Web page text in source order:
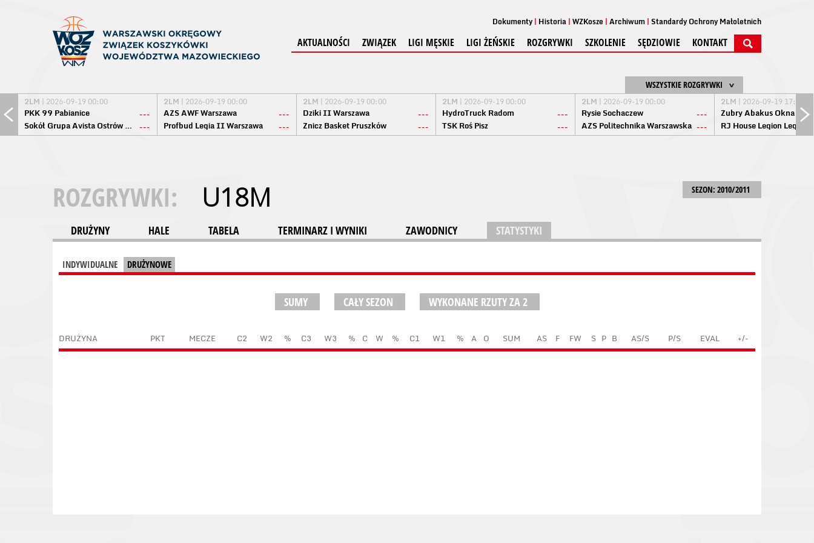
Dokumenty Historia WZKosze Archiwum Standardy Ochrony Małoletnich
AKTUALNOŚCI ZWIĄZEK LIGI MĘSKIE LIGI ŻEŃSKIE ROZGRYWKI SZKOLENIE SĘDZIOWIE KONTAKT
WSZYSTKIE ROZGRYWKI
2LM | 2026-09-19 00:00
PKK 99 Pabianice
---
Sokół Grupa Avista Ostrów Maz. ---
2LM | 2026-09-19 00:00
AZS AWF Warszawa
---
Profbud Legia II Warszawa
---
2LM | 2026-09-19 00:00
Dziki II Warszawa
---
Znicz Basket Pruszków
---
2LM | 2026-09-19 00:00
HydroTruck Radom
---
TSK Roś Pisz
---
2LM | 2026-09-19 00:00
Rysie Sochaczew
---
AZS Politechnika Warszawska ---
2LM | 2026-09-19 17:00
Żubry Abakus Okna
RJ House Legion
SEZON: 2010/2011
ROZGRYWKI: U18M
DRUŻYNY HALE TABELA TERMINARZ I WYNIKI ZAWODNICY STATYSTYKI
INDYWIDUALNE DRUŻYNOWE
SUMY CAŁY SEZON WYKONANE RZUTY ZA 2
DRUŻYNA PKT MECZE C2 W2 % C3 W3 % C W % C1 W1 % A O SUM AS F FW S P B AS/S P/S EVAL +/-